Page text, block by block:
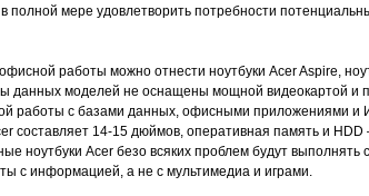
полной мере удовлетворить потребности
работы можно отнести ноутбуки Acer Aspire,
данных моделей не оснащены мощной видеокартой и
работы с базами данных, офисными приложениями и
составляет 14-15 дюймов, оперативная память и HDD
ноутбуки Acer безо всяких проблем будут выполнять
с информацией, а не с мультимедиа и играми.